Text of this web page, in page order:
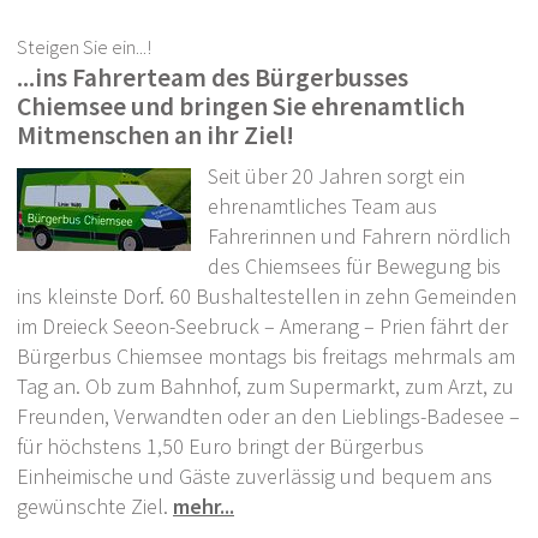
Parken mit Parkster
Nahverkehr und PENDLA
Klima / Natur / Energie
Tourismus
Steigen Sie ein...!
...ins Fahrerteam des Bürgerbusses
Chiemsee und bringen Sie ehrenamtlich
Mitmenschen an ihr Ziel!
Seit über 20 Jahren sorgt ein
ehrenamtliches Team aus
Fahrerinnen und Fahrern nördlich
des Chiemsees für Bewegung bis
ins kleinste Dorf. 60 Bushaltestellen in zehn Gemeinden
im Dreieck Seeon-Seebruck – Amerang – Prien fährt der
Bürgerbus Chiemsee montags bis freitags mehrmals am
Tag an. Ob zum Bahnhof, zum Supermarkt, zum Arzt, zu
Freunden, Verwandten oder an den Lieblings-Badesee –
für höchstens 1,50 Euro bringt der Bürgerbus
Einheimische und Gäste zuverlässig und bequem ans
gewünschte Ziel. mehr...